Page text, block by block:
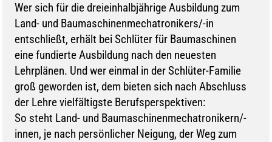
Wer sich für die dreieinhalbjährige Ausbildung zum
Land- und Baumaschinenmechatronikers/-in
entschließt, erhält bei Schlüter für Baumaschinen
eine fundierte Ausbildung nach den neuesten
Lehrplänen. Und wer einmal in der Schlüter-Familie
groß geworden ist, dem bieten sich nach Abschluss
der Lehre vielfältigste Berufsperspektiven:
So steht Land- und Baumaschinenmechatronikern/-
innen, je nach persönlicher Neigung, der Weg zum